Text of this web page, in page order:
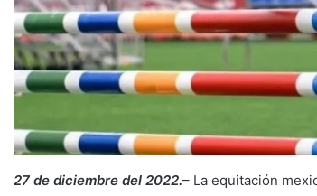
27 de diciembre del 2022.– La equitación